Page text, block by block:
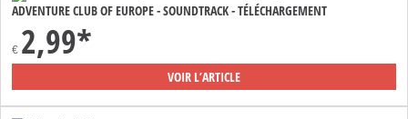
ADVENTURE CLUB OF EUROPE - SOUNDTRACK - TÉLÉCHARGEMENT
€ 2,99*
VOIR L’ARTICLE